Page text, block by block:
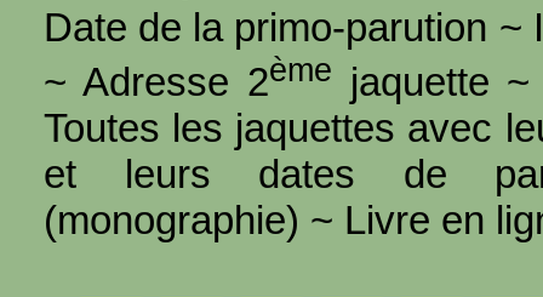
Date de la primo-parution ~
~ Adresse 2ème jaquette
Toutes les jaquettes avec
et leurs dates de
(monographie) ~ Livre en